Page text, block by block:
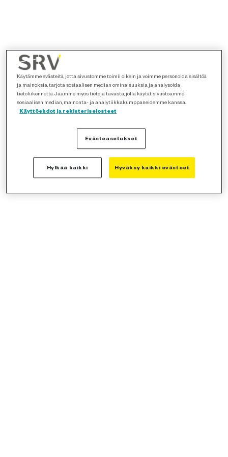
Käytämme evästeitä, jotta sivustomme toimii oikein ja voimme personoida sisältöä
ja mainoksia, tarjota sosiaalisen median ominaisuuksia ja analysoida
tietoliikennettä. Jaamme myös tietoja tavasta, jolla käytät sivustoamme
sosiaalisen median, mainonta- ja analytiikkakumppaneidemme kanssa.
Käyttöehdot ja rekisteriselosteet
Evästeasetukset
Hylkää kaikki Hyväksy kaikki evästeet